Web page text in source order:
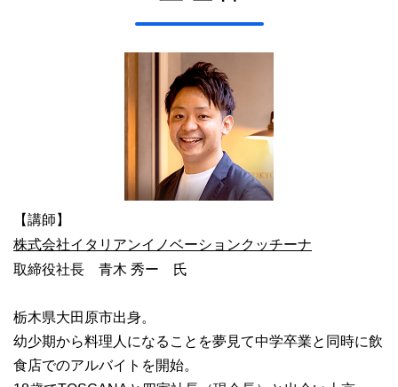
【講師】
株式会社イタリアンイノベーションクッチーナ
取締役社長 青木 秀ー 氏
栃木県大田原市出身。
幼少期から料理人になることを夢見て中学卒業と同時に飲
食店でのアルバイトを開始。